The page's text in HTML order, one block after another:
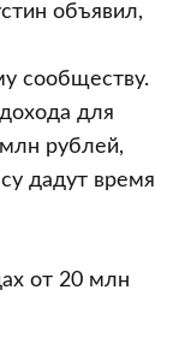
объявил,
сообществу.
для
рублей,
дадут время
от 20 млн